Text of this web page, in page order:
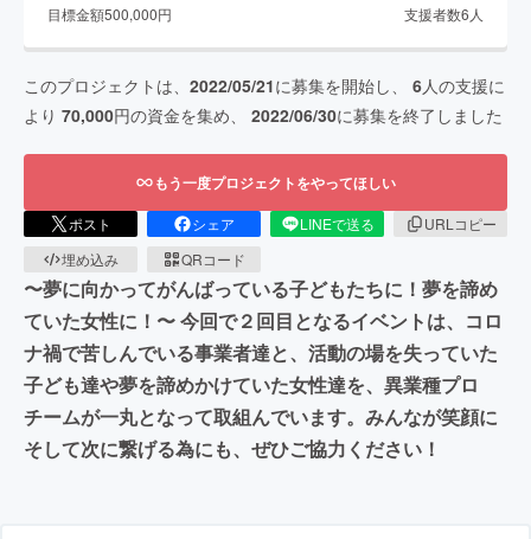
目標金額500,000円 支援者数6 人
このプロジェクトは、 2022/05/21に募集を開始し、 6人の支援に
より 70,000円の資金を集め、 2022/06/30に募集を終了しました
もう一度プロジェクトをやってほしい
ポスト シェア LINEで送る
URLコピー
埋め込み
QRコード
〜夢に向かってがんばっている子どもたちに！夢を諦め
ていた女性に！〜 今回で２回目となるイベントは、コロ
ナ禍で苦しんでいる事業者達と、活動の場を失っていた
子ども達や夢を諦めかけていた女性達を、異業種プロ
チームが一丸となって取組んでいます。みんなが笑顔に
そして次に繋げる為にも、ぜひご協力ください！